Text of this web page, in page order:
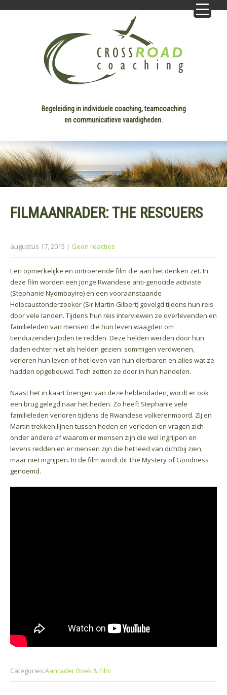
Begeleiding in individuele coaching, teamcoaching
en communicatieve vaardigheden.
FILMAANRADER: THE RESCUERS
augustus 17, 2015 | Geen reacties
Een opmerkelijke en ontroerende film die aan het denken zet. In
deze film worden een jonge Rwandese anti-genocide activiste
(Stephanie Nyombayire) en een vooraanstaande
Holocaustonderzoeker (Sir Martin Gilbert) gevolgd tijdens hun reis
door vele landen. Tijdens hun reis interviewen ze overlevenden en
familieleden van mensen die hun leven waagden om
tienduizenden Joden te redden. Deze helden werden door hun
daden echter niet als helden gezien: sommigen verdwenen,
verloren hun leven of het leven van hun dierbaren en alles wat ze
hadden opgebouwd. Toch zetten ze door in hun handelen.
Naast het in kaart brengen van deze heldendaden, wordt er ook
een brug gelegd naar het heden. Zo heeft Stephanie vele
familieleden verloren tijdens de Rwandese volkerenmoord. Zij en
Martin trekken lijnen tussen heden en verleden en vragen zich
onder andere af waarom er mensen zijn die wel ingrijpen en
levens redden en er mensen zijn die het leed van dichtbij zien,
maar niet ingrijpen. In de film wordt dit The Mystery of Goodness
genoemd.
Categories:Aanrader Boek & Film